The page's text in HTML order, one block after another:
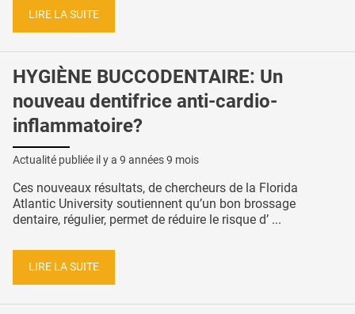
LIRE LA SUITE
HYGIÈNE BUCCODENTAIRE: Un
nouveau dentifrice anti-cardio-
inflammatoire?
Actualité publiée il y a 9 années 9 mois
Ces nouveaux résultats, de chercheurs de la Florida
Atlantic University soutiennent qu’un bon brossage
dentaire, régulier, permet de réduire le risque d’ ...
LIRE LA SUITE